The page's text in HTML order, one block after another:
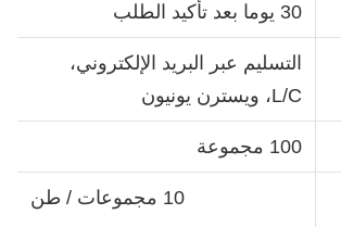
30 يوما بعد تأكيد الطلب
التسليم عبر البريد الإلكتروني،
L/C، ويسترن يونيون
100 مجموعة
10 مجموعات / طن